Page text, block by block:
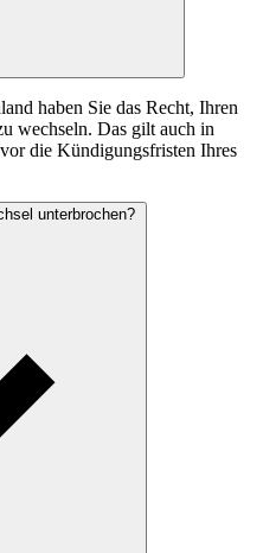
haben Sie das Recht, Ihren
wechseln. Das gilt auch in
die Kündigungsfristen Ihres
unterbrochen?